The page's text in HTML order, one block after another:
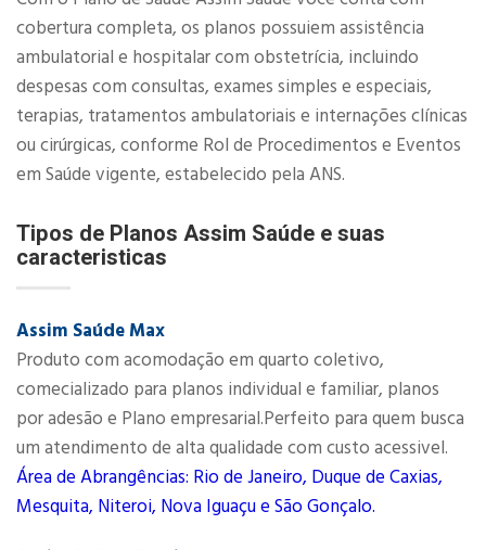
cobertura completa, os planos possuiem assistência
ambulatorial e hospitalar com obstetrícia, incluindo
despesas com consultas, exames simples e especiais,
terapias, tratamentos ambulatoriais e internações clínicas
ou cirúrgicas, conforme Rol de Procedimentos e Eventos
em Saúde vigente, estabelecido pela ANS.​
Tipos de Planos Assim Saúde e suas
caracteristicas
Assim Saúde Max
Produto com acomodação em quarto coletivo,
comecializado para planos individual e familiar, planos
por adesão e Plano empresarial.Perfeito para quem busca
um atendimento de alta qualidade com custo acessivel.
Área de Abrangências: Rio de Janeiro, Duque de Caxias,
Mesquita, Niteroi, Nova Iguaçu e São Gonçalo.